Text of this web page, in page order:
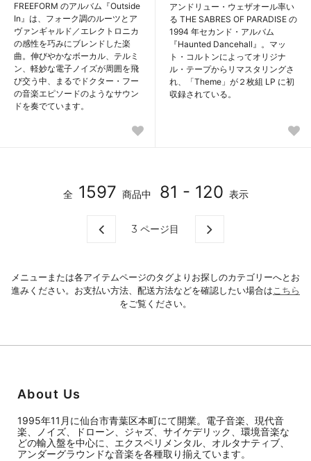
FREEFORM のアルバム『Outside
In』は、フォーク調のルーツとア
ヴァンギャルド／エレクトロニカ
の感性を巧みにブレンドした楽
曲。伸びやかなボーカル、テルミ
ン、軽妙な電子ノイズが周囲を飛
び交う中、まるでドクター・フー
の音楽エピソードのようなサウン
ドを奏でています。
アンドリュー・ウェザオール率い
る THE SABRES OF PARADISE の
1994 年セカンド・アルバム
『Haunted Dancehall』。マッ
ト・コルトンによってオリジナ
ル・テープからリマスタリングさ
れ、「Theme」が２枚組 LP に初
収録されている。
全 1597 商品中 81 - 120 表示
3 ページ目
メニューまたは各アイテムページのタグよりお探しのカテゴリーへとお
進みください。お支払い方法、配送方法などを確認したい場合はこちら
をご覧ください。
About Us
1995年11月に仙台市青葉区本町にて開業。電子音楽、現代音
楽、ノイズ、ドローン、ジャズ、サイケデリック、環境音楽な
どの輸入盤を中心に、エクスペリメンタル、オルタナティブ、
アンダーグラウンドな音楽を各種取り揃えています。